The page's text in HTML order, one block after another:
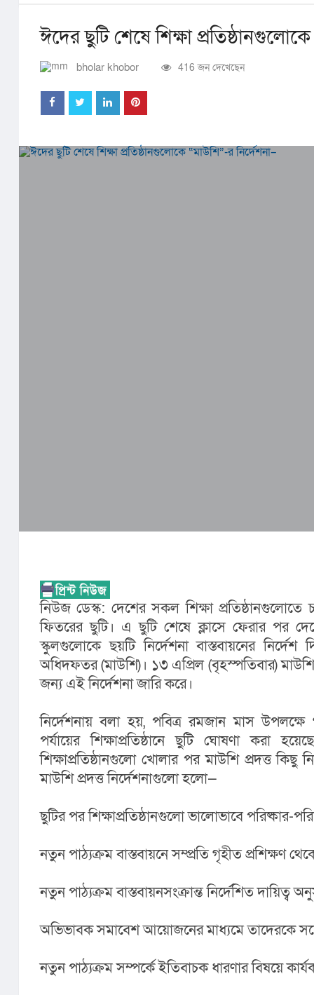
ঈদের ছুটি শেষে শিক্ষা
bholar khobor 416 জন দেখেছেন
নিউজ ডেস্ক: দেশের সকল শিক্ষা
ফিতরের ছুটি। এ ছুটি শেষে ক্লাসে ফেরার পর
স্কুলগুলোকে ছয়টি নির্দেশনা বাস্তবায়নের নির্দেশ
অধিদফতর (মাউশি)। ১৩ এপ্রিল (বৃহস্পতিবার) মাউশি
জন্য এই নির্দেশনা জারি করে।
নির্দেশনায় বলা হয়, পবিত্র রমজান মাস
পর্যায়ের শিক্ষাপ্রতিষ্ঠানে ছুটি ঘোষণা করা
শিক্ষাপ্রতিষ্ঠানগুলো খোলার পর মাউশি প্রদত্ত কিছু
মাউশি প্রদত্ত নির্দেশনাগুলো হলো—
ছুটির পর শিক্ষাপ্রতিষ্ঠানগুলো ভালোভাবে পরিষ্কার-
নতুন পাঠ্যক্রম বাস্তবায়নে সম্প্রতি গৃহীত প্রশিক্ষণ
নতুন পাঠ্যক্রম বাস্তবায়নসংক্রান্ত নির্দেশিত দায়িত্ব
অভিভাবক সমাবেশ আয়োজনের মাধ্যমে তাদেরকে
নতুন পাঠ্যক্রম সম্পর্কে ইতিবাচক ধারণার বিষয়ে